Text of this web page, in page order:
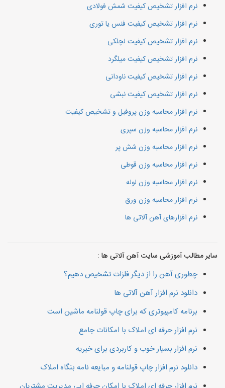
نرم افزار تشخیص کیفیت شمش فولادی
نرم افزار تشخیص کیفیت فنس یا توری
نرم افزار تشخیص کیفیت لچلکی
نرم افزار تشخیص کیفیت میلگرد
نرم افزار تشخیص کیفیت ناودانی
نرم افزار تشخیص کیفیت نبشی
نرم افزار محاسبه وزن پروفیل و تشخیص کیفیت
نرم افزار محاسبه وزن سپری
نرم افزار محاسبه وزن شش پر
نرم افزار محاسبه وزن قوطی
نرم افزار محاسبه وزن لوله
نرم افزار محاسبه وزن ورق
نرم افزارهای آهن آلاتی ها
سایر مطالب آموزشی سایت آهن آلاتی ها :
چطوری آهن را از دیگر فلزات تشخیص دهیم؟
دانلود نرم افزار آهن آلاتی ها
برنامه کامپیوتری که برای چاپ قولنامه ماشین است
نرم افزار حرفه ای املاک با امکانات جامع
نرم افزار بسیار خوب و کاربردی برای خیریه
دانلود نرم افزار چاپ قولنامه و مبایعه نامه بنگاه املاک